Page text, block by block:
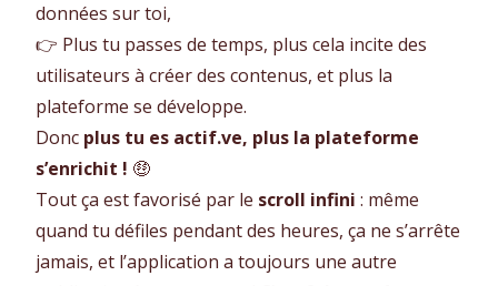
données sur toi,
👉 Plus tu passes de temps, plus cela incite des
utilisateurs à créer des contenus, et plus la
plateforme se développe.
Donc plus tu es actif.ve, plus la plateforme
s’enrichit ! 🤑
Tout ça est favorisé par le scroll infini : même
quand tu défiles pendant des heures, ça ne s’arrête
jamais, et l’application a toujours une autre